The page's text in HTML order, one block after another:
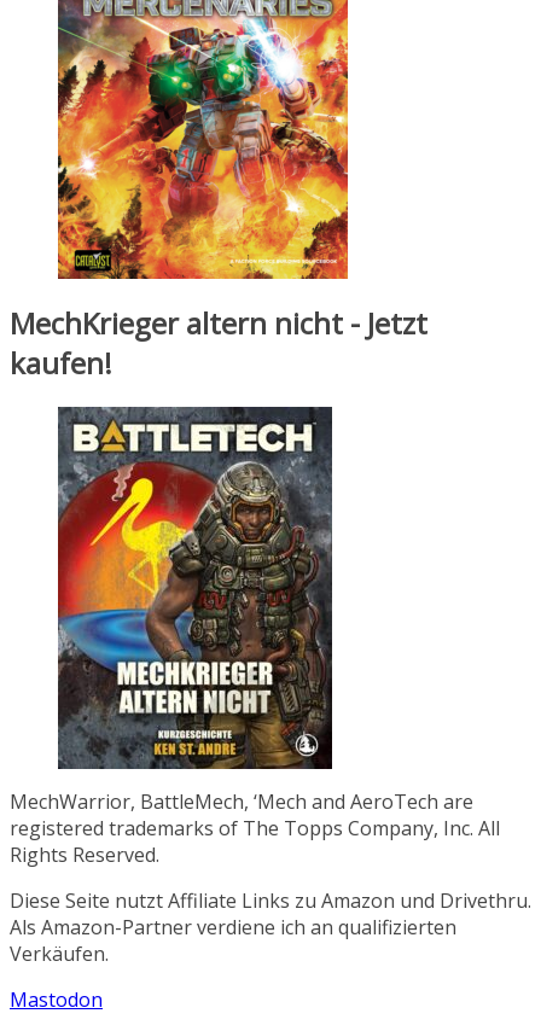
MechKrieger altern nicht - Jetzt
kaufen!
MechWarrior, BattleMech, ‘Mech and AeroTech are
registered trademarks of The Topps Company, Inc. All
Rights Reserved.
Diese Seite nutzt Affiliate Links zu Amazon und Drivethru.
Als Amazon-Partner verdiene ich an qualifizierten
Verkäufen.
Mastodon